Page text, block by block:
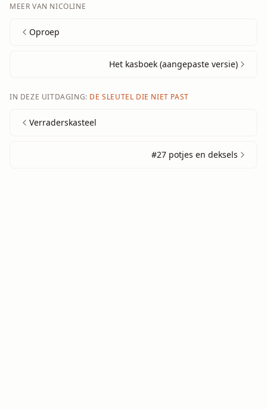
MEER VAN NICOLINE
Oproep
Het kasboek (aangepaste versie)
IN DEZE UITDAGING: DE SLEUTEL DIE NIET PAST
Verraderskasteel
#27 potjes en deksels